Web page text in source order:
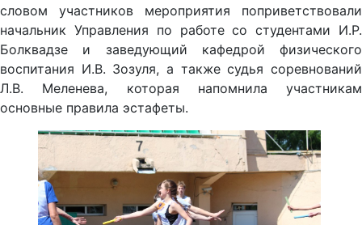
словом участников мероприятия поприветствовали
начальник Управления по работе со студентами И.Р.
Болквадзе и заведующий кафедрой физического
воспитания И.В. Зозуля, а также судья соревнований
Л.В. Меленева, которая напомнила участникам
основные правила эстафеты.